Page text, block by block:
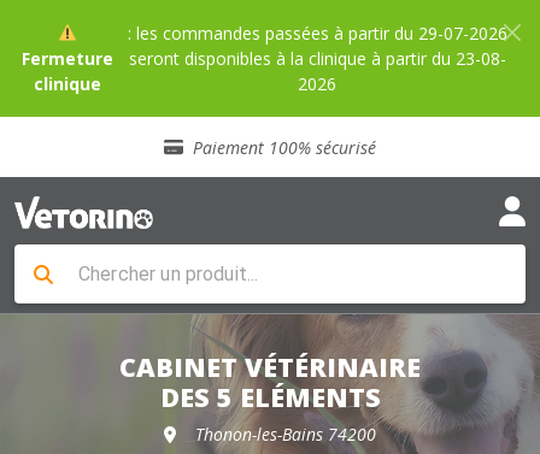
Fermeture
clinique
: les commandes passées à partir du 29-07-2026
seront disponibles à la clinique à partir du 23-08-
2026
Sélection de croquettes vétérinaire
Paiement 100% sécurisé
Livraison gratuite en clinique vétérinaire
Sélection de croquettes vétérinaire
Livraison gratuite en clinique vétérinaire
Retour gratuit en clinique
Sélection de croquettes vétérinaire
CABINET VÉTÉRINAIRE
DES 5 ELÉMENTS
Thonon-les-Bains 74200